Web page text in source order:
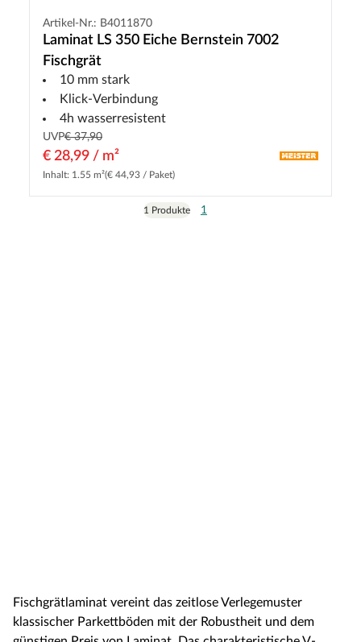
Artikel-Nr.: B4011870
Laminat LS 350 Eiche Bernstein 7002
Fischgrät
10 mm stark
Klick-Verbindung
4h wasserresistent
UVP€ 37,90
€ 28,99 / m²
Inhalt: 1.55 m²(€ 44,93 / Paket)
1 Produkte 1
Fischgrätlaminat vereint das zeitlose Verlegemuster
klassischer Parkettböden mit der Robustheit und dem